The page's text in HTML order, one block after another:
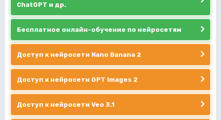
ChatGPT и др.
Бесплатное онлайн-обучение по нейросетям
Доступ к нейросети Nano Banana 2
Доступ к нейросети GPT Images 2
Доступ к нейросети Veo 3.1